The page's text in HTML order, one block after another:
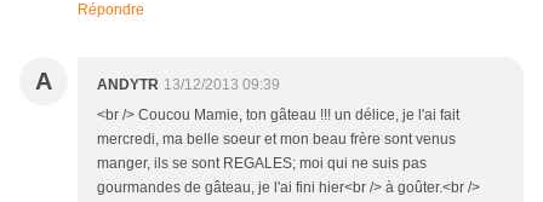
Répondre
A ANDYTR 13/12/2013 09:39
<br /> Coucou Mamie, ton gâteau !!! un délice, je l'ai fait
mercredi, ma belle soeur et mon beau frère sont venus
manger, ils se sont REGALES; moi qui ne suis pas
gourmandes de gâteau, je l'ai fini hier<br /> à goûter.<br />